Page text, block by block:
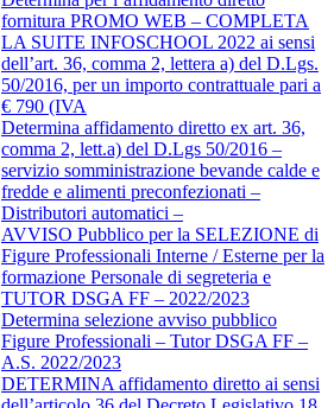
fornitura PROMO WEB – COMPLETA
LA SUITE INFOSCHOOL 2022 ai sensi
dell’art. 36, comma 2, lettera a) del D.Lgs.
50/2016, per un importo contrattuale pari a
€ 790 (IVA
Determina affidamento diretto ex art. 36,
comma 2, lett.a) del D.Lgs 50/2016 –
servizio somministrazione bevande calde e
fredde e alimenti preconfezionati –
Distributori automatici –
AVVISO Pubblico per la SELEZIONE di
Figure Professionali Interne / Esterne per la
formazione Personale di segreteria e
TUTOR DSGA FF – 2022/2023
Determina selezione avviso pubblico
Figure Professionali – Tutor DSGA FF –
A.S. 2022/2023
DETERMINA affidamento diretto ai sensi